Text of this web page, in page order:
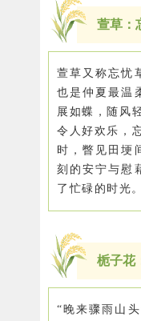
萱草：
萱草又称忘忧
也是仲夏最温
展如蝶，随风
令人好欢乐，
时，瞥见田埂
刻的安宁与慰
了忙碌的时光。
栀子花
“晚来骤雨山